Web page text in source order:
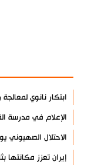
ابتكار نانوي
الإعلام في مدرسة
الاحتلال الصهيوني
إيران تعزز مكانتها